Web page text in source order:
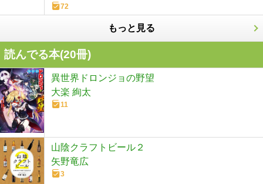
72
もっと見る
読んでる本(20冊)
異世界ドロンジョの野望
大楽 絢太
11
山陰クラフトビール２
矢野竜広
3